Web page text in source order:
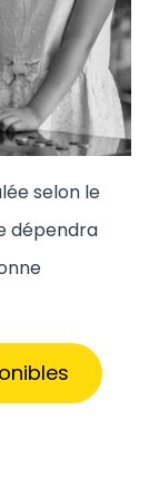
selon le
dépendra